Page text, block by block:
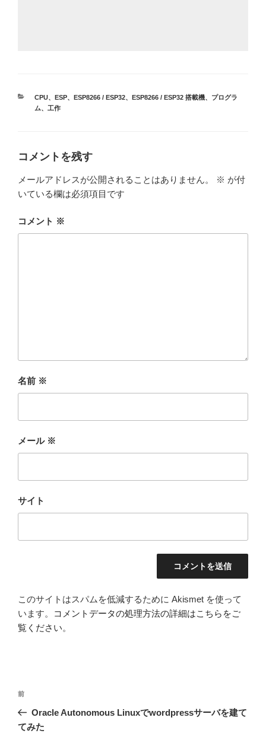
カ
テ
CPU、 ESP、 ESP8266 / ESP32、 ESP8266 / ESP32 搭載機、
プログラ
ム、 工作
コメントを残す
メールアドレスが公開されることはありません。 ※ が付
いている欄は必須項目です
コメント ※
名前 ※
メール ※
サイト
このサイトはスパムを低減するために Akismet を使って
います。
コメントデータの処理方法の詳細はこちらをご
覧ください。
投
ナ
前
の
投
前
Oracle Autonomous Linuxでwordpressサーバを建て
てみた